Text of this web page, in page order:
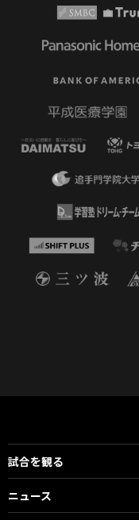
試合を観る
ニュース